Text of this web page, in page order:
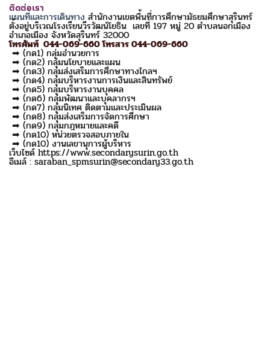
ติดต่อเรา
แผนที่และการเดินทางสำนักงานเขตพื้นที่การศึกษามัธยมศึกษาสุรินทร์
ตั้งอยู่บริเวณโรงเรียนวีรวัฒน์โยธิน เลขที่ 197 หมู่ 20 ตำบลนอกเมือง
อำเภอเมือง จังหวัดสุรินทร์ 32000
โทรศัพท์ 044-069-660 โทรสาร 044-069-660
➡ (กด1) กลุ่มอำนวยการ
➡ (กด2) กลุ่มนโยบายและแผน
➡ (กด3) กลุ่มส่งเสริมการศึกษาทางไกลฯ
➡ (กด4) กลุ่มบริหารงานการเงินและสินทรัพย์
➡ (กด5) กลุ่มบริหารงานบุคคล
➡ (กด6) กลุ่มพัฒนาและบุคลากรฯ
➡ (กด7) กลุ่มนิเทศ ติดตามและประเมินผล
➡ (กด8) กลุ่มส่งเสริมการจัดการศึกษา
➡ (กด9) กลุ่มกฎหมายและคดี
➡ (กด10) หน่วยตรวจสอบภายใน
➡ (กด10) งานเลขานุการผู้บริหาร
เว็บไซด์ https://www.secondarysurin.go.th
อีเมล์ : saraban_spmsurin@secondary33.go.th